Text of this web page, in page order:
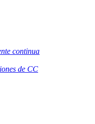
continua
de CC